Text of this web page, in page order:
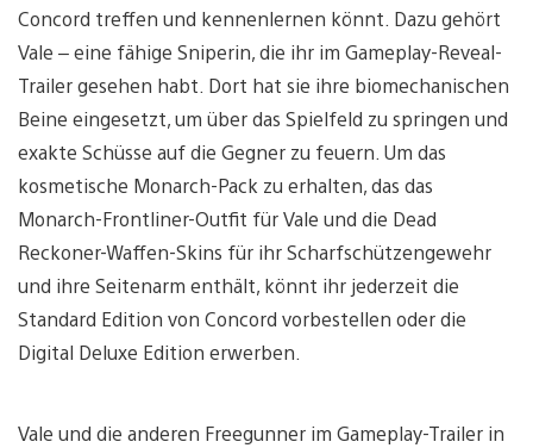
Concord treffen und kennenlernen könnt. Dazu gehört
Vale – eine fähige Sniperin, die ihr im Gameplay-Reveal-
Trailer gesehen habt. Dort hat sie ihre biomechanischen
Beine eingesetzt, um über das Spielfeld zu springen und
exakte Schüsse auf die Gegner zu feuern. Um das
kosmetische Monarch-Pack zu erhalten, das das
Monarch-Frontliner-Outfit für Vale und die Dead
Reckoner-Waffen-Skins für ihr Scharfschützengewehr
und ihre Seitenarm enthält, könnt ihr jederzeit die
Standard Edition von Concord vorbestellen oder die
Digital Deluxe Edition erwerben.
Vale und die anderen Freegunner im Gameplay-Trailer in